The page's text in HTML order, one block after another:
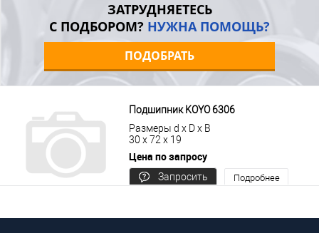
ЗАТРУДНЯЕТЕСЬ
С ПОДБОРОМ? НУЖНА ПОМОЩЬ?
ПОДОБРАТЬ
Подшипник KOYO 6306
Размеры d x D x B
30 x 72 x 19
Цена по запросу
Запросить
Подробнее